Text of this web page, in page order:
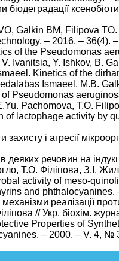
біодеградації
Galkin BM, Filipova
– 2016. – 36(4).
of the Pseudomonas
Ivanitsia, Y. Ishkov, B.
Kinetics of the
Ismaeel, M.B.
Pseudomonas
Pachomova, T.O.
of lactophage activity by
і агресії
деяких речовин на
Т.О. Філіпова, З.І.
activity of meso-
and
реалізації
// Укр. біохім.
Properties of
– 2000. – V. 4, №